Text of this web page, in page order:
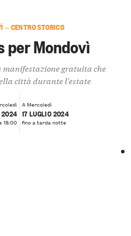
— CENTRO STORICO
per Mondovì
manifestazione gratuita che
città durante l'estate
2024
18:00
A Mercoledì
17 LUGLIO 2024
fino a tarda notte